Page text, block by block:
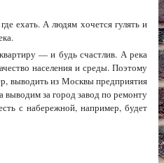
ехать. А людям хочется гулять и
— и будь счастлив. А река
населения и среды. Поэтому
выводить из Москвы предприятия
за город завод по ремонту
с набережной, например, будет